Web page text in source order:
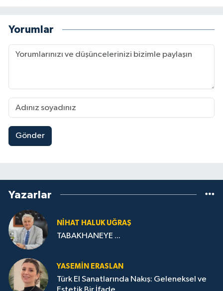
Yorumlar
Gönder
Yazarlar
NIHAT HALUK UĞRAŞ
TABAKHANEYE ...
YASEMIN ERASLAN
Türk El Sanatlarında Nakış: Geleneksel ve